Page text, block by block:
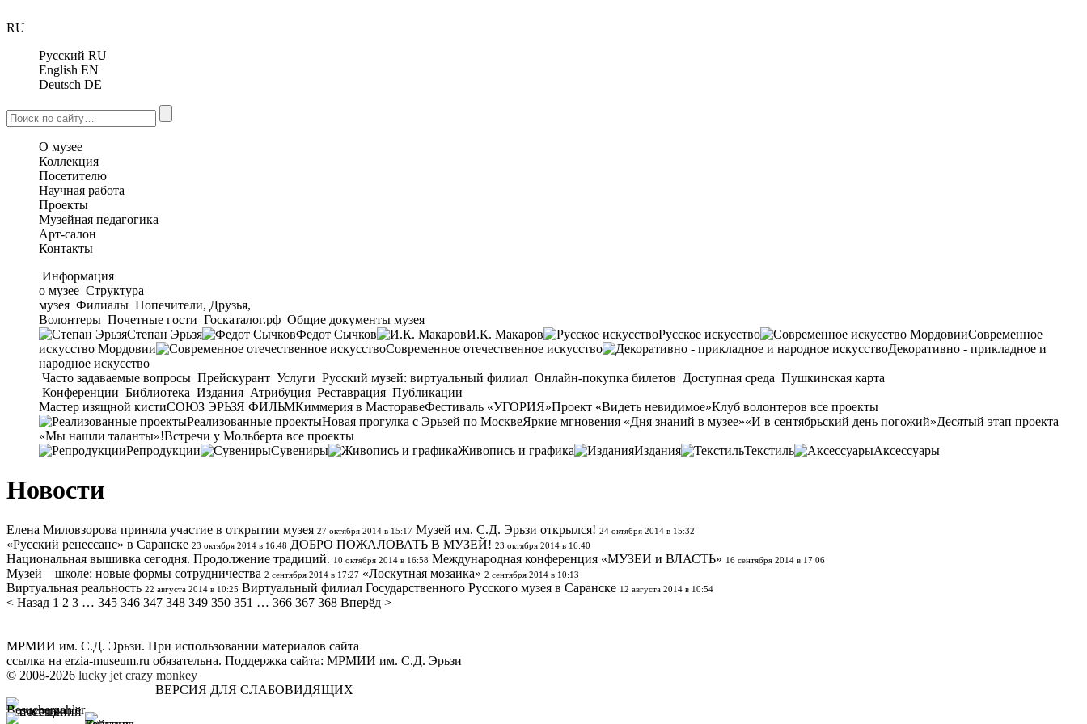
RU
Русский RU
English EN
Deutsch DE
О музее
Коллекция
Посетителю
Научная работа
Проекты
Музейная педагогика
Арт-салон
Контакты
Информация
о музее Структура
музея Филиалы Попечители, Друзья,
Волонтеры Почетные гости Госкаталог.рф Общие документы музея
Степан Эрьзя
Федот Сычков И.К. Макаров Русское искусство
Современное
искусство Мордовии
Современное отечественное искусство
Декоративно - прикладное и
народное искусство
Часто задаваемые вопросы Прейскурант Услуги Русский музей: виртуальный филиал Онлайн-покупка билетов Доступная среда Пушкинская карта
Конференции Библиотека Издания Атрибуция Реставрация Публикации
Мастер изящной кистиСОЮЗ ЭРЬЗЯ ФИЛЬМКиммерия в МасторавеФестиваль «УГОРИЯ»Проект «Видеть невидимое»Клуб волонтеров все проекты
Реализованные проектыНовая прогулка с Эрьзей по МосквеЯркие мгновения «Дня знаний в музее»«И в сентябрьский день погожий»Десятый этап проекта
«Мы нашли таланты»!Встречи у Мольберта все проекты
Репродукции
Сувениры Живопись и графика Издания Текстиль Аксессуары
Новости
Елена Миловзорова приняла участие в открытии музея 27 октября 2014 в 15:17 Музей им. С.Д. Эрьзи открылся! 24 октября 2014 в 15:32
«Русский ренессанс» в Саранске 23 октября 2014 в 16:48 ДОБРО ПОЖАЛОВАТЬ В МУЗЕЙ! 23 октября 2014 в 16:40
Национальная вышивка сегодня. Продолжение традиций. 10 октября 2014 в 16:58 Международная конференция «МУЗЕИ и ВЛАСТЬ» 16 сентября 2014 в 17:06
Музей – школе: новые формы сотрудничества 2 сентября 2014 в 17:27 «Лоскутная мозаика» 2 сентября 2014 в 10:13
Виртуальная реальность 22 августа 2014 в 10:25 Виртуальный филиал Государственного Русского музея в Саранске 12 августа 2014 в 10:54
< Назад 1 2 3 … 345 346 347 348 349 350 351 … 366 367 368 Вперёд >
МРМИИ им. С.Д. Эрьзи. При использовании материалов сайта
ссылка на erzia-museum.ru обязательна. Поддержка сайта: МРМИИ им. С.Д. Эрьзи
© 2008-2026 lucky jet crazy monkey
ВЕРСИЯ ДЛЯ СЛАБОВИДЯЩИХ